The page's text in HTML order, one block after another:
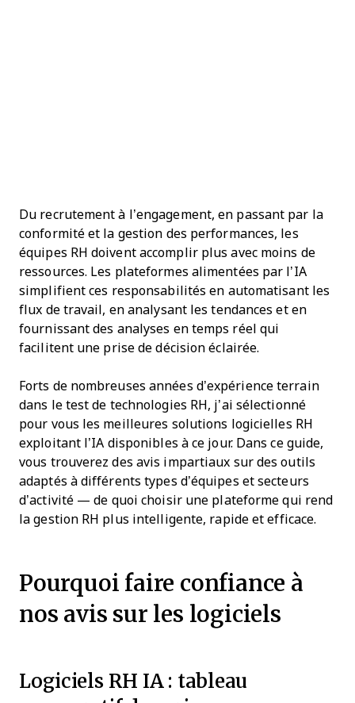
Du recrutement à l’engagement, en passant par la
conformité et la gestion des performances, les
équipes RH doivent accomplir plus avec moins de
ressources. Les plateformes alimentées par l’IA
simplifient ces responsabilités en automatisant les
flux de travail, en analysant les tendances et en
fournissant des analyses en temps réel qui
facilitent une prise de décision éclairée.
Forts de nombreuses années d’expérience terrain
dans le test de technologies RH, j’ai sélectionné
pour vous les meilleures solutions logicielles RH
exploitant l’IA disponibles à ce jour. Dans ce guide,
vous trouverez des avis impartiaux sur des outils
adaptés à différents types d’équipes et secteurs
d’activité — de quoi choisir une plateforme qui rend
la gestion RH plus intelligente, rapide et efficace.
Pourquoi faire confiance à
nos avis sur les logiciels
Logiciels RH IA : tableau